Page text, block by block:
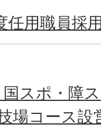
任用職員採
スポ・障
場コース設